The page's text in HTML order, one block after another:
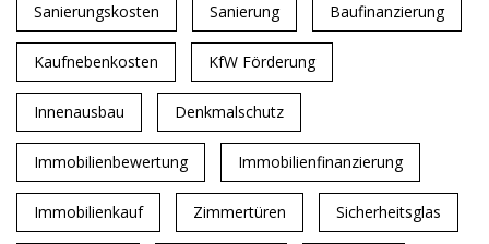
Sanierungskosten Sanierung Baufinanzierung
Kaufnebenkosten KfW Förderung
Innenausbau Denkmalschutz
Immobilienbewertung Immobilienfinanzierung
Immobilienkauf Zimmertüren Sicherheitsglas